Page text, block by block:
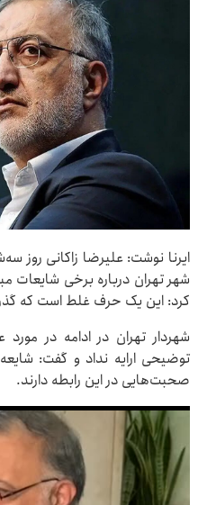
ایرنا نوشت: علیرضا زاکانی روز
شهر تهران درباره برخی شایعات
کرد: این یک حرف غلط است که
شهردار تهران در ادامه در
توضیحی ارایه نداد و گفت:
صحبت‌هایی در این رابطه دارند.